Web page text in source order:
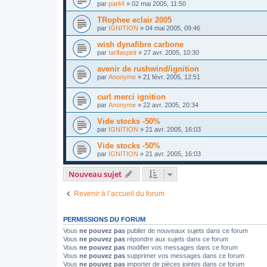
par pat44 » 02 mai 2005, 11:50
TRophee eclair 2005
par IGNITION » 04 mai 2005, 09:46
wish dynafibre carbone
par tarifaspirit » 27 avr. 2005, 10:30
avenir de rushwind/ignition
par Anonyme » 21 févr. 2005, 12:51
curl merci ignition
par Anonyme » 22 avr. 2005, 20:34
Vide stocks -50%
par IGNITION » 21 avr. 2005, 16:03
Vide stocks -50%
par IGNITION » 21 avr. 2005, 16:03
Nouveau sujet
Revenir à l’accueil du forum
PERMISSIONS DU FORUM
Vous ne pouvez pas publier de nouveaux sujets dans ce forum
Vous ne pouvez pas répondre aux sujets dans ce forum
Vous ne pouvez pas modifier vos messages dans ce forum
Vous ne pouvez pas supprimer vos messages dans ce forum
Vous ne pouvez pas importer de pièces jointes dans ce forum